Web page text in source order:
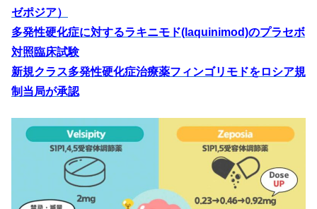
ゼポジア）
多発性硬化症に対するラキニモド(laquinimod)のプラセボ
対照臨床試験
新規クラス多発性硬化症治療薬フィンゴリモドをロシア規
制当局が承認